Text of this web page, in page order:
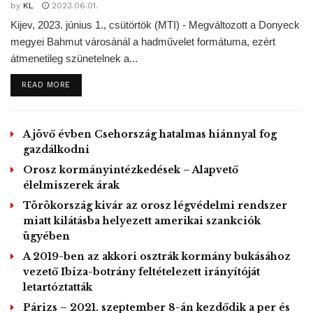
hatóság és a kormány révén, ha a szolgáltatók a
későbbiekben, például augusztus 1-től sem kínálnak
olcsóbban gázt a fogyasztóknak.
Az E-ON egy kedden kiadott közleményben jelentette be,
hogy nem tud alacsonyabb áron gázhoz jutni. Ezért nem
francia és a német vállalat, körülbelül fele-fele arányban.
Az ipari fogyasztók az energiahordozót már 2014 végétől
szabad piaci feltételek mellett kapják. Romániában több
Az INSCOP közvélemény-kutató intézet egy szerdán
közzétett felmérése szerint a román lakosság alig fele tud
arról, hogy július 1-től megszűnik a lakossági gáz árának
szabályozása.
GD/MTI, Foto:EurActiv România@EurActivRomania
by KL 2023.06.01.
Kijev, 2023. június 1., csütörtök (MTI) - Megváltozott a Donyeck
megyei Bahmut városánál a hadművelet formátuma, ezért
átmenetileg szünetelnek a...
READ MOREDETAILS
A jövő évben Csehország hatalmas hiánnyal fog
gazdálkodni
Orosz kormányintézkedések – Alapvető
élelmiszerek árak
Törökország kivár az orosz légvédelmi rendszer
miatt kilátásba helyezett amerikai szankciók
ügyében
A 2019-ben az akkori osztrák kormány bukásához
vezető Ibiza-botrány feltételezett irányítóját
letartóztatták
Párizs – 2021. szeptember 8-án kezdődik a per és